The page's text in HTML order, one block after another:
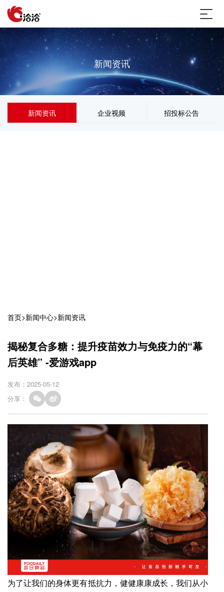
新闻资讯
新闻资讯 企业视频 招投标公告
首页>新闻中心>新闻资讯
揭秘复合多糖：提升疫苗效力与免疫力的“幕
后英雄” -爱游戏app
发布：2025-05-12
分享：
为了让我们的身体更有抵抗力，健健康康成长，我们从小